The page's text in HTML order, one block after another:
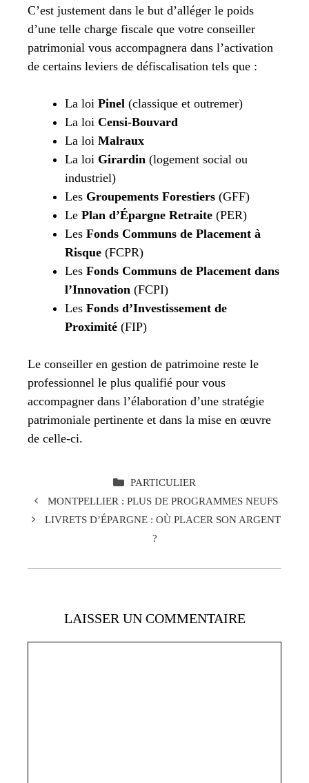
C’est justement dans le but d’alléger le poids
d’une telle charge fiscale que votre conseiller
patrimonial vous accompagnera dans l’activation
de certains leviers de défiscalisation tels que :
La loi Pinel (classique et outremer)
La loi Censi-Bouvard
La loi Malraux
La loi Girardin (logement social ou
industriel)
Les Groupements Forestiers (GFF)
Le Plan d’Épargne Retraite (PER)
Les Fonds Communs de Placement à
Risque (FCPR)
Les Fonds Communs de Placement dans
l’Innovation (FCPI)
Les Fonds d’Investissement de
Proximité (FIP)
Le conseiller en gestion de patrimoine reste le
professionnel le plus qualifié pour vous
accompagner dans l’élaboration d’une stratégie
patrimoniale pertinente et dans la mise en œuvre
de celle-ci.
CATÉGORIES
PARTICULIER
MONTPELLIER : PLUS DE PROGRAMMES NEUFS
LIVRETS D’ÉPARGNE : OÙ PLACER SON ARGENT
?
LAISSER UN COMMENTAIRE